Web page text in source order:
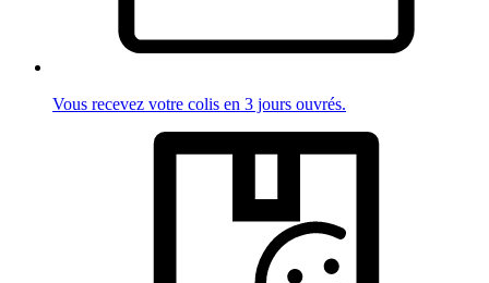
Vous recevez votre colis en 3 jours ouvrés.